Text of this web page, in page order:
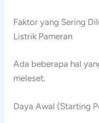
Faktor yang Sering
Listrik Pameran
Ada beberapa hal
meleset.
Daya Awal (Starting